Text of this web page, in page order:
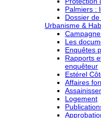
Palmiers :
Dossier de
Urbanisme &
Les
Enquêtes
Rapports
enquêteur
Estérel
Affaires
Logement